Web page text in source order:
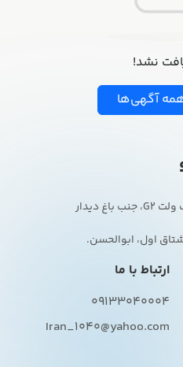
نشد!
آگهی‌ها
اول، ابوالحسن.
ارتباط با ما
09133040004
Iran_1040@yahoo.com